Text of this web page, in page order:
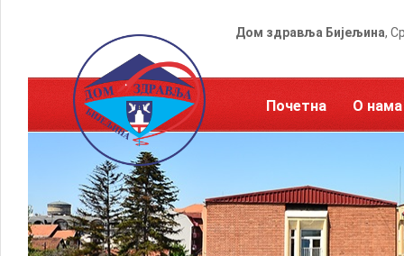
Дом здравља Бијељина,
Почетна О нама